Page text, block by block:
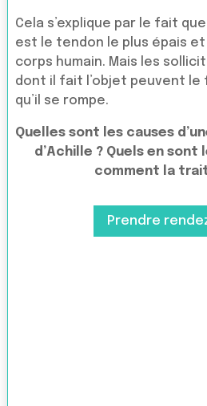
Cela s’explique par le fait
est le tendon le plus épais
corps humain. Mais les
dont il fait l’objet peuvent le
qu’il se rompe.
Quelles sont les causes
d’Achille ? Quels en
comment la
Prendre